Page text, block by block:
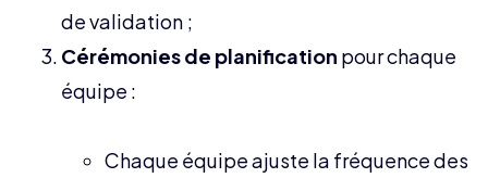
de validation ;
Cérémonies de planification pour chaque
équipe :
Chaque équipe ajuste la fréquence des